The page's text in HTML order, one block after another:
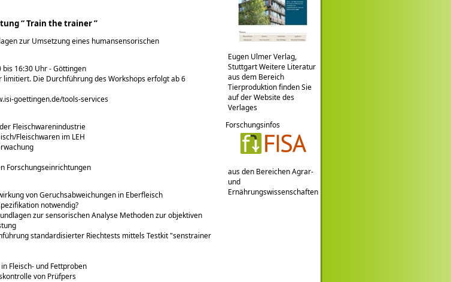
“ Train the trainer ”
zur Umsetzung eines humansensorischen
16:30 Uhr - Göttingen
limitiert. Die Durchführung des Workshops erfolgt ab 6
goettingen.de/tools-services
Fleischwarenindustrie
Fleischwaren im LEH
Forschungseinrichtungen
von Geruchsabweichungen in Eberfleisch
notwendig?
zur sensorischen Analyse Methoden zur objektiven
standardisierter Riechtests mittels Testkit senstrainer
Fleisch- und Fettproben
von Prüfpers
Eugen Ulmer Verlag,
Stuttgart Weitere Literatur
aus dem Bereich
Tierproduktion finden Sie
auf der Website des
Verlages
Forschungsinfos
aus den Bereichen Agrar-
und
Ernährungswissenschaften